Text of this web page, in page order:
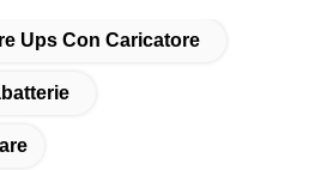
Ups Con Caricatore